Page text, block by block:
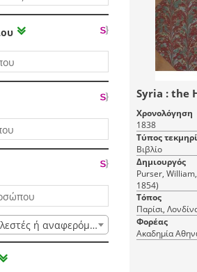
δημιουργοί, συντελεστές ή αναφερόμενοι
Syria : the
Χρονολόγηση
1838
Τύπος
Βιβλίο
Δημιουργός
Purser,
1854)
Τόπος
Παρίσι,
Φορέας
Ακαδημία